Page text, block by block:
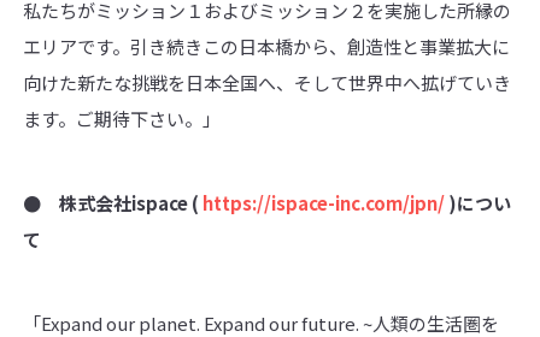
私たちがミッション１およびミッション２を実施した所縁の
エリアです。引き続きこの日本橋から、創造性と事業拡大に
向けた新たな挑戦を日本全国へ、そして世界中へ拡げていき
ます。ご期待下さい。」
● 株式会社ispace ( https://ispace-inc.com/jpn/)につい
て
「Expand our planet. Expand our future. ~人類の生活圏を